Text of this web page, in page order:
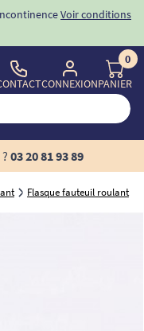
Voir conditions
CONNEXION
0
PANIER
03 20 81 93 89
Flasque fauteuil roulant